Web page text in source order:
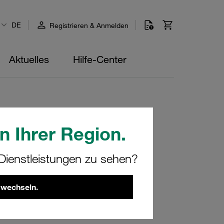
Ihrer Region.
zu sehen?
DE Registrieren & Anmelden
Aktuelles Hilfe-Center
10L NBR